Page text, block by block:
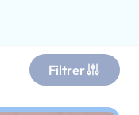
Filtrer